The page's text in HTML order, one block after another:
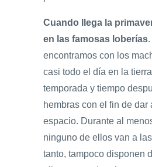
Cuando llega la
en las famosas loberías
encontramos con los
casi todo el día en la
temporada y tiempo
hembras con el fin de dar
espacio. Durante al
ninguno de ellos van a
tanto, tampoco disponen